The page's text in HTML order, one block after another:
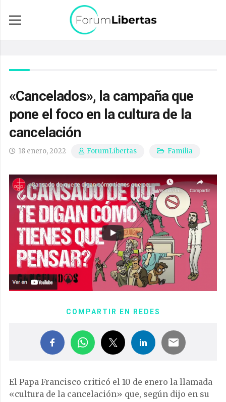
«Cancelados», la campaña que
pone el foco en la cultura de la
cancelación
18 enero, 2022 ForumLibertas Familia
COMPARTIR EN REDES
El Papa Francisco criticó el 10 de enero la llamada
«cultura de la cancelación» que, según dijo en su